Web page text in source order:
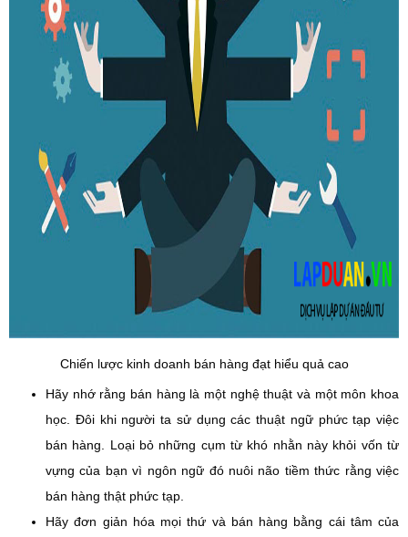
Chiến lược kinh doanh bán hàng đạt hiểu quả cao
Hãy nhớ rằng bán hàng là một nghệ thuật và một môn khoa
học. Đôi khi người ta sử dụng các thuật ngữ phức tạp việc
bán hàng. Loại bỏ những cụm từ khó nhằn này khỏi vốn từ
vựng của bạn vì ngôn ngữ đó nuôi não tiềm thức rằng việc
bán hàng thật phức tạp.
Hãy đơn giản hóa mọi thứ và bán hàng bằng cái tâm của